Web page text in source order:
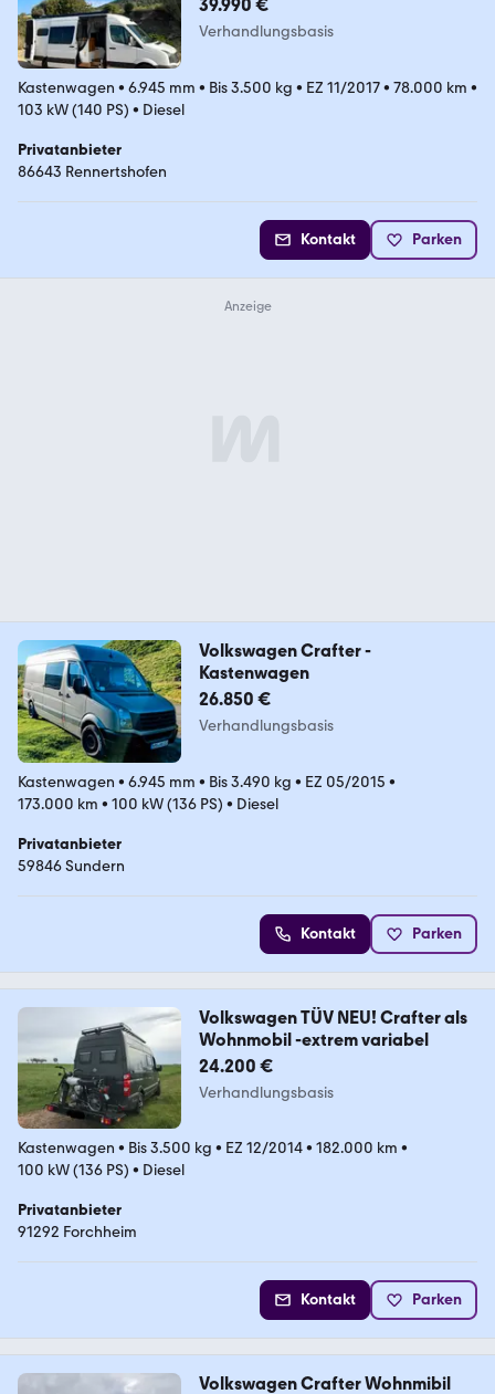
39.990 €
Verhandlungsbasis
Kastenwagen • 6.945 mm • Bis 3.500 kg • EZ 11/2017• 78.000 km •
103 kW (140 PS) • Diesel
Privatanbieter
86643 Rennertshofen
Kontakt Parken
Volkswagen Crafter -
Kastenwagen
26.850 €
Verhandlungsbasis
Kastenwagen • 6.945 mm • Bis 3.490 kg • EZ 05/2015 •
173.000 km • 100 kW (136 PS) • Diesel
Privatanbieter
59846 Sundern
Kontakt Parken
Volkswagen TÜV NEU! Crafter als
Wohnmobil -extrem variabel
24.200 €
Verhandlungsbasis
Kastenwagen • Bis 3.500 kg • EZ 12/2014• 182.000 km •
100 kW (136 PS) • Diesel
Privatanbieter
91292 Forchheim
Kontakt Parken
Volkswagen Crafter Wohnmibil